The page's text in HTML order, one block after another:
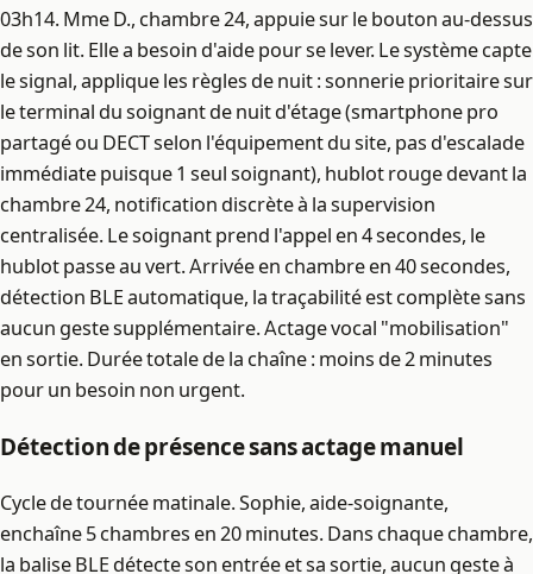
03h14. Mme D., chambre 24, appuie sur le bouton au-dessus
de son lit. Elle a besoin d'aide pour se lever. Le système capte
le signal, applique les règles de nuit : sonnerie prioritaire sur
le terminal du soignant de nuit d'étage (smartphone pro
partagé ou DECT selon l'équipement du site, pas d'escalade
immédiate puisque 1 seul soignant), hublot rouge devant la
chambre 24, notification discrète à la supervision
centralisée. Le soignant prend l'appel en 4 secondes, le
hublot passe au vert. Arrivée en chambre en 40 secondes,
détection BLE automatique, la traçabilité est complète sans
aucun geste supplémentaire. Actage vocal "mobilisation"
en sortie. Durée totale de la chaîne : moins de 2 minutes
pour un besoin non urgent.
Détection de présence sans actage manuel
Cycle de tournée matinale. Sophie, aide-soignante,
enchaîne 5 chambres en 20 minutes. Dans chaque chambre,
la balise BLE détecte son entrée et sa sortie, aucun geste à